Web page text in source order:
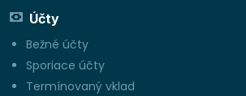
Účty
Bežné účty
Sporiace účty
Termínovaný vklad